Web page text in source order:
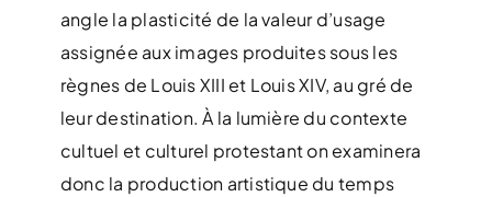
angle la plasticité de la valeur d’usage
assignée aux images produites sous les
règnes de Louis XIII et Louis XIV, au gré de
leur destination. À la lumière du contexte
cultuel et culturel protestant on examinera
donc la production artistique du temps